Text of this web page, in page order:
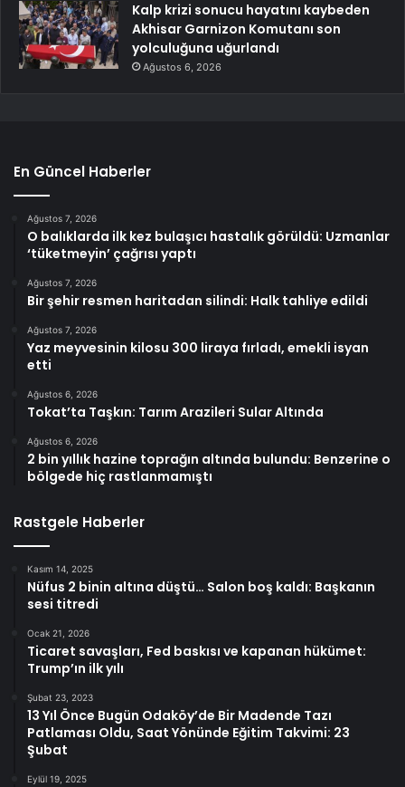
Kalp krizi sonucu hayatını kaybeden
Akhisar Garnizon Komutanı son
yolculuğuna uğurlandı
Ağustos 6, 2026
En Güncel Haberler
Ağustos 7, 2026
O balıklarda ilk kez bulaşıcı hastalık görüldü: Uzmanlar
‘tüketmeyin’ çağrısı yaptı
Ağustos 7, 2026
Bir şehir resmen haritadan silindi: Halk tahliye edildi
Ağustos 7, 2026
Yaz meyvesinin kilosu 300 liraya fırladı, emekli isyan
etti
Ağustos 6, 2026
Tokat’ta Taşkın: Tarım Arazileri Sular Altında
Ağustos 6, 2026
2 bin yıllık hazine toprağın altında bulundu: Benzerine o
bölgede hiç rastlanmamıştı
Rastgele Haberler
Kasım 14, 2025
Nüfus 2 binin altına düştü… Salon boş kaldı: Başkanın
sesi titredi
Ocak 21, 2026
Ticaret savaşları, Fed baskısı ve kapanan hükümet:
Trump’ın ilk yılı
Şubat 23, 2023
13 Yıl Önce Bugün Odaköy’de Bir Madende Tazı
Patlaması Oldu, Saat Yönünde Eğitim Takvimi: 23
Şubat
Eylül 19, 2025